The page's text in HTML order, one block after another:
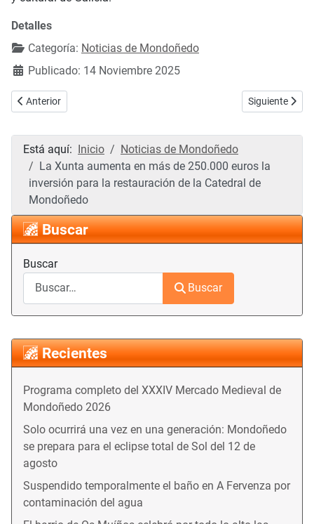
Detalles
Categoría: Noticias de Mondoñedo
Publicado: 14 Noviembre 2025
Artículo anterior: Mondoñedo celebra la XVIII Ruta de Tapas "...e
Anterior Artículo
Siguiente
Está aquí: Inicio
Noticias de Mondoñedo
La Xunta aumenta en más de 250.000 euros la
inversión para la restauración de la Catedral de
Mondoñedo
Buscar
Buscar
Buscar
Recientes
Programa completo del XXXIV Mercado Medieval de
Mondoñedo 2026
Solo ocurrirá una vez en una generación: Mondoñedo
se prepara para el eclipse total de Sol del 12 de
agosto
Suspendido temporalmente el baño en A Fervenza por
contaminación del agua